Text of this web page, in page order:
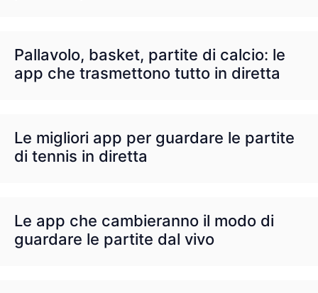
Pallavolo, basket, partite di calcio: le
app che trasmettono tutto in diretta
Le migliori app per guardare le partite
di tennis in diretta
Le app che cambieranno il modo di
guardare le partite dal vivo